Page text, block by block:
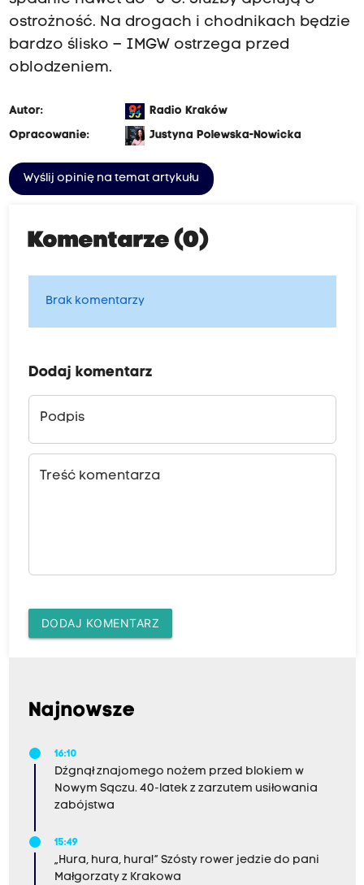
ostrożność. Na drogach i chodnikach będzie
bardzo ślisko – IMGW ostrzega przed
oblodzeniem.
Autor:
Radio Kraków
Opracowanie:
Justyna Polewska-Nowicka
Wyślij opinię na temat artykułu
Komentarze (0)
Brak komentarzy
Dodaj komentarz
Podpis
Treść komentarza
DODAJ KOMENTARZ
Najnowsze
16:10
Dźgnął znajomego nożem przed blokiem w
Nowym Sączu. 40-latek z zarzutem usiłowania
zabójstwa
15:49
„Hura, hura, hura!” Szósty rower jedzie do pani
Małgorzaty z Krakowa